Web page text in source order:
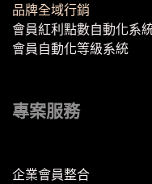
品牌全域行銷
會員紅利點數自動化系
會員自動化等級系統
專案服務
企業會員整合